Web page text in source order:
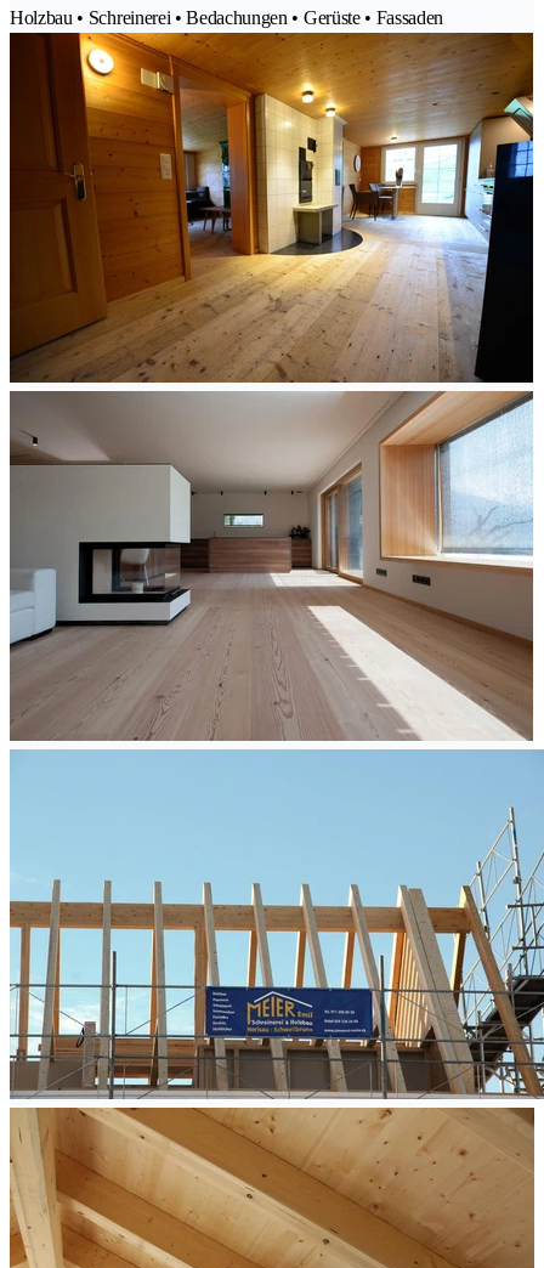
Holzbau • Schreinerei • Bedachungen • Gerüste • Fassaden